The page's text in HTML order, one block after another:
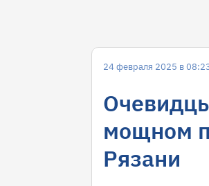
24 февраля 2025 в
мощном
Рязани